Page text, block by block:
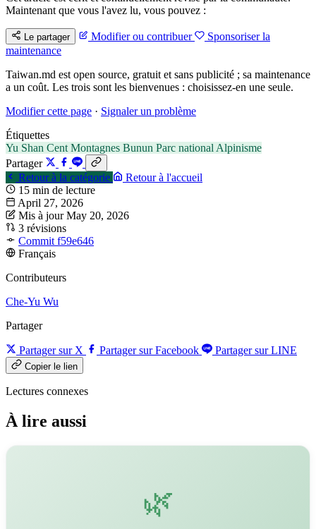
Maintenant que vous l'avez lu, vous pouvez :
Le partager Modifier ou contribuer
Sponsoriser la
maintenance
Taiwan.md est open source, gratuit et sans publicité ; sa maintenance
a un coût. Les trois sont les bienvenues : choisissez-en une seule.
Modifier cette page · Signaler un problème
Étiquettes
Yu Shan Cent Montagnes Bunun Parc national Alpinisme
Partager
Retour à la catégorie
Retour à l'accueil
15 min de lecture
April 27, 2026
Mis à jour May 20, 2026
3 révisions
Commit f59e646
Français
Contributeurs
Che-Yu Wu
Partager
Partager sur X Partager sur Facebook Partager sur LINE
Copier le lien
Lectures connexes
À lire aussi
🌿